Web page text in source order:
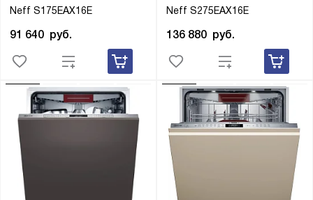
Neff S175EAX16E
91 640 руб.
Neff S275EAX16E
136 880 руб.